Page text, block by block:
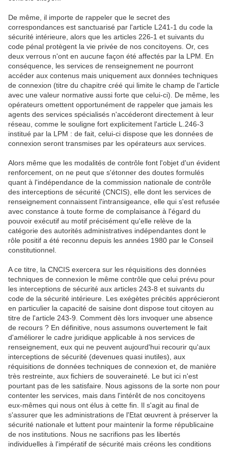
De même, il importe de rappeler que le secret des
correspondances est sanctuarisé par l'article L241-1 du code la
sécurité intérieure, alors que les articles 226-1 et suivants du
code pénal protègent la vie privée de nos concitoyens. Or, ces
deux verrous n'ont en aucune façon été affectés par la LPM. En
conséquence, les services de renseignement ne pourront
accéder aux contenus mais uniquement aux données techniques
de connexion (titre du chapitre créé qui limite le champ de l'article
avec une valeur normative aussi forte que celui-ci). De même, les
opérateurs omettent opportunément de rappeler que jamais les
agents des services spécialisés n'accéderont directement à leur
réseau, comme le souligne fort explicitement l'article L.246-3
institué par la LPM : de fait, celui-ci dispose que les données de
connexion seront transmises par les opérateurs aux services.
Alors même que les modalités de contrôle font l'objet d'un évident
renforcement, on ne peut que s'étonner des doutes formulés
quant à l'indépendance de la commission nationale de contrôle
des interceptions de sécurité (CNCIS), elle dont les services de
renseignement connaissent l'intransigeance, elle qui s'est refusée
avec constance à toute forme de complaisance à l'égard du
pouvoir exécutif au motif précisément qu'elle relève de la
catégorie des autorités administratives indépendantes dont le
rôle positif a été reconnu depuis les années 1980 par le Conseil
constitutionnel.
A ce titre, la CNCIS exercera sur les réquisitions des données
techniques de connexion le même contrôle que celui prévu pour
les interceptions de sécurité aux articles 243-8 et suivants du
code de la sécurité intérieure. Les exégètes précités apprécieront
en particulier la capacité de saisine dont dispose tout citoyen au
titre de l'article 243-9. Comment dès lors invoquer une absence
de recours ? En définitive, nous assumons ouvertement le fait
d'améliorer le cadre juridique applicable à nos services de
renseignement, eux qui ne peuvent aujourd'hui recourir qu'aux
interceptions de sécurité (devenues quasi inutiles), aux
réquisitions de données techniques de connexion et, de manière
très restreinte, aux fichiers de souveraineté. Le but ici n'est
pourtant pas de les satisfaire. Nous agissons de la sorte non pour
contenter les services, mais dans l'intérêt de nos concitoyens
eux-mêmes qui nous ont élus à cette fin. Il s'agit au final de
s'assurer que les administrations de l'Etat œuvrent à préserver la
sécurité nationale et luttent pour maintenir la forme républicaine
de nos institutions. Nous ne sacrifions pas les libertés
individuelles à l'impératif de sécurité mais créons les conditions